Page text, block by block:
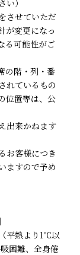
）
させていただ
が変更になっ
る可能性がご
の階・列・番
れているもの
位置等は、公
出来かねます
お客様につき
ますので予め
平熱より1℃以
困難、全身倦